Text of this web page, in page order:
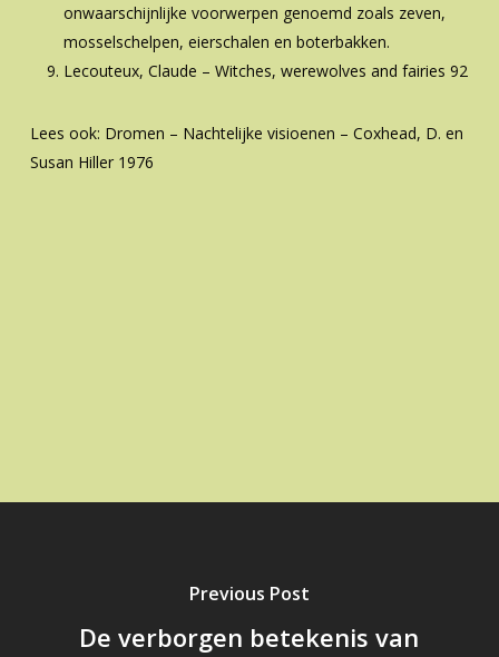
onwaarschijnlijke voorwerpen genoemd zoals zeven,
mosselschelpen, eierschalen en boterbakken.
Lecouteux, Claude – Witches, werewolves and fairies 92
Lees ook: Dromen – Nachtelijke visioenen – Coxhead, D. en
Susan Hiller 1976
Previous Post
De verborgen betekenis van